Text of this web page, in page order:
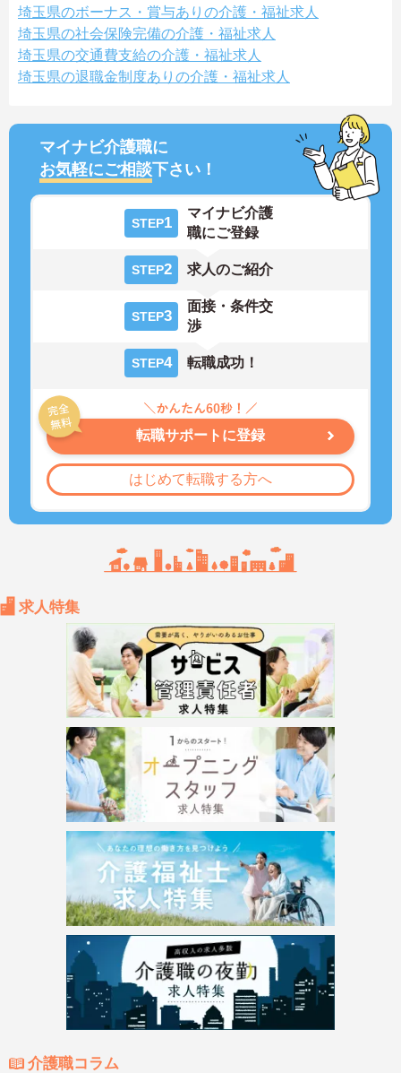
埼玉県のボーナス・賞与ありの介護・福祉求人
埼玉県の社会保険完備の介護・福祉求人
埼玉県の交通費支給の介護・福祉求人
埼玉県の退職金制度ありの介護・福祉求人
マイナビ介護職に
お気軽にご相談下さい！
STEP1
マイナビ介護
職にご登録
STEP2 求人のご紹介
STEP3
面接・条件交
渉
STEP4 転職成功！
転職サポートに登録
はじめて転職する方へ
求人特集
介護職コラム